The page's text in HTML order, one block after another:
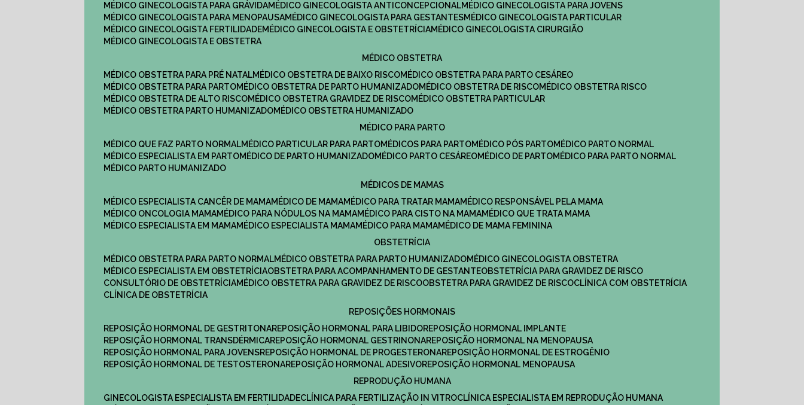
MÉDICO GINECOLOGISTA PARA GRÁVIDA
MÉDICO GINECOLOGISTA ANTICONCEPCIONAL
MÉDICO GINECOLOGISTA PARA JOVENS
MÉDICO GINECOLOGISTA PARA MENOPAUSA
MÉDICO GINECOLOGISTA PARA GESTANTES
MÉDICO GINECOLOGISTA PARTICULAR
MÉDICO GINECOLOGISTA FERTILIDADE
MÉDICO GINECOLOGISTA E OBSTETRÍCIA
MÉDICO GINECOLOGISTA CIRURGIÃO
MÉDICO GINECOLOGISTA E OBSTETRA
MÉDICO OBSTETRA
MÉDICO OBSTETRA PARA PRÉ NATAL
MÉDICO OBSTETRA DE BAIXO RISCO
MÉDICO OBSTETRA PARA PARTO CESÁREO
MÉDICO OBSTETRA PARA PARTO
MÉDICO OBSTETRA DE PARTO HUMANIZADO MÉDICO OBSTETRA DE RISCO
MÉDICO OBSTETRA RISCO
MÉDICO OBSTETRA DE ALTO RISCO
MÉDICO OBSTETRA GRAVIDEZ DE RISCO
MÉDICO OBSTETRA PARTICULAR
MÉDICO OBSTETRA PARTO HUMANIZADO
MÉDICO OBSTETRA HUMANIZADO
MÉDICO PARA PARTO
MÉDICO QUE FAZ PARTO NORMAL
MÉDICO PARTICULAR PARA PARTO MÉDICOS PARA PARTO MÉDICO PÓS PARTO
MÉDICO PARTO NORMAL
MÉDICO ESPECIALISTA EM PARTO
MÉDICO DE PARTO HUMANIZADO MÉDICO PARTO CESÁREO MÉDICO DE PARTO
MÉDICO PARA PARTO NORMAL
MÉDICO PARTO HUMANIZADO
MÉDICOS DE MAMAS
MÉDICO ESPECIALISTA CANCÊR DE MAMA
MÉDICO DE MAMA MÉDICO PARA TRATAR MAMA
MÉDICO RESPONSÁVEL PELA MAMA
MÉDICO ONCOLOGIA MAMA
MÉDICO PARA NÓDULOS NA MAMA MÉDICO PARA CISTO NA MAMA
MÉDICO QUE TRATA MAMA
MÉDICO ESPECIALISTA EM MAMA
MÉDICO ESPECIALISTA MAMA MÉDICO PARA MAMA
MÉDICO DE MAMA FEMININA
OBSTETRÍCIA
MÉDICO OBSTETRA PARA PARTO NORMAL
MÉDICO OBSTETRA PARA PARTO HUMANIZADO
MÉDICO GINECOLOGISTA OBSTETRA
MÉDICO ESPECIALISTA EM OBSTETRÍCIA
OBSTETRA PARA ACOMPANHAMENTO DE GESTANTE
OBSTETRÍCIA PARA GRAVIDEZ DE RISCO
CONSULTÓRIO DE OBSTETRÍCIA
MÉDICO OBSTETRA PARA GRAVIDEZ DE RISCO OBSTETRA PARA GRAVIDEZ DE RISCO
CLÍNICA COM OBSTETRÍCIA
CLÍNICA DE OBSTETRÍCIA
REPOSIÇÕES HORMONAIS
REPOSIÇÃO HORMONAL DE GESTRITONA
REPOSIÇÃO HORMONAL PARA LIBIDO
REPOSIÇÃO HORMONAL IMPLANTE
REPOSIÇÃO HORMONAL TRANSDÉRMICA
REPOSIÇÃO HORMONAL GESTRINONA
REPOSIÇÃO HORMONAL NA MENOPAUSA
REPOSIÇÃO HORMONAL PARA JOVENS
REPOSIÇÃO HORMONAL DE PROGESTERONA
REPOSIÇÃO HORMONAL DE ESTROGÊNIO
REPOSIÇÃO HORMONAL DE TESTOSTERONA
REPOSIÇÃO HORMONAL ADESIVO
REPOSIÇÃO HORMONAL MENOPAUSA
REPRODUÇÃO HUMANA
GINECOLOGISTA ESPECIALISTA EM FERTILIDADE
CLÍNICA PARA FERTILIZAÇÃO IN VITRO
CLÍNICA ESPECIALISTA EM REPRODUÇÃO HUMANA